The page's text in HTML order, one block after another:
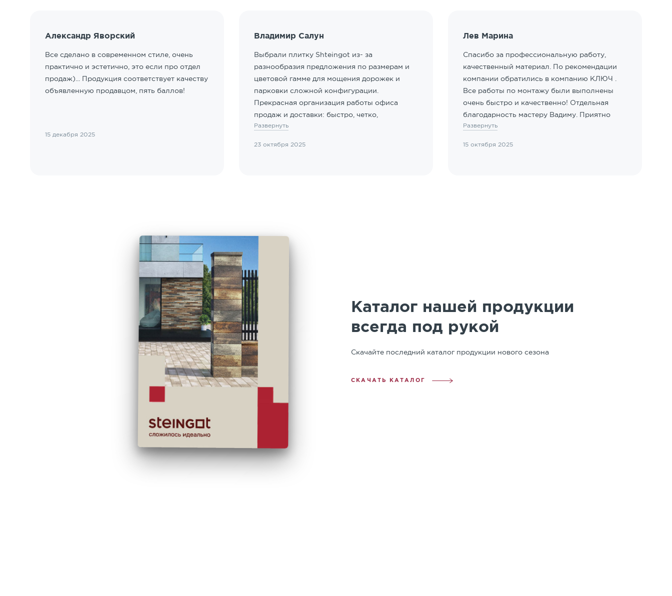
Александр Яворский
Все сделано в современном стиле, очень
практично и эстетично, это если про отдел
продаж)... Продукция соответствует качеству
объявленную продавцом, пять баллов!
15 декабря 2025
Владимир Салун
Выбрали плитку Shteingot из- за
разнообразия предложения по размерам и
цветовой гамме для мощения дорожек и
парковки сложной конфигурации.
Прекрасная организация работы офиса
продаж и доставки: быстро, четко,
клиентоориентированные сотрудники.
Марии Юрьевне. Таким людям можно
Развернуть
23 октября 2025
Лев Марина
Спасибо за профессиональную работу,
качественный материал. По рекомендации
компании обратились в компанию КЛЮЧ .
Все работы по монтажу были выполнены
очень быстро и качественно! Отдельная
благодарность мастеру Вадиму. Приятно
иметь дело с профессионалами!
Развернуть
15 октября 2025
Каталог нашей продукции
всегда под рукой
Скачайте последний каталог продукции нового сезона
СКАЧАТЬ КАТАЛОГ